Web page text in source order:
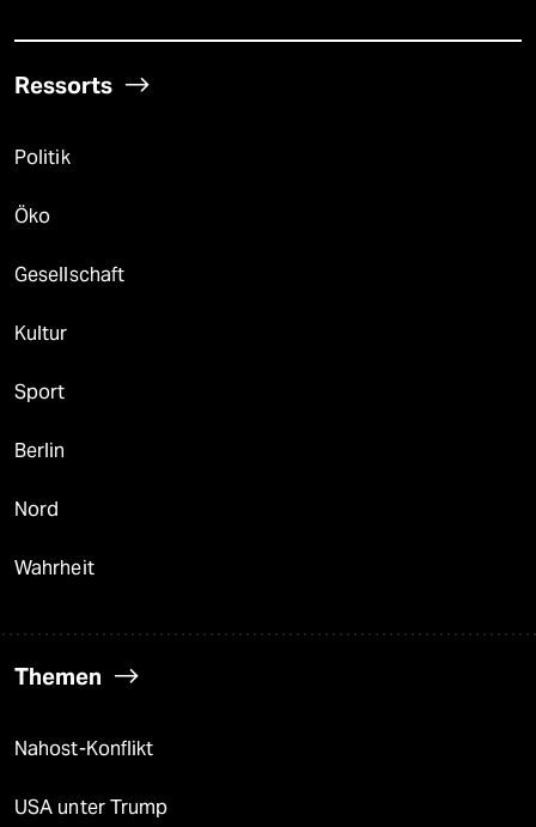
Ressorts
Politik
Öko
Gesellschaft
Kultur
Sport
Berlin
Nord
Wahrheit
Themen
Nahost-Konflikt
USA unter Trump